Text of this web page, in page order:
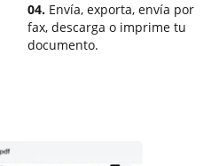
04. Envía, exporta, envía por
fax, descarga o imprime tu
documento.